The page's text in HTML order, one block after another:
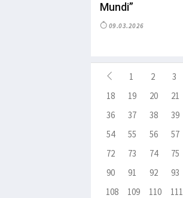
Mundi”
09.03.2026
1 2 3
18
19 20 21
36
37 38 39
54
55 56 57
72
73 74 75
90
91 92 93
108
109 110 111